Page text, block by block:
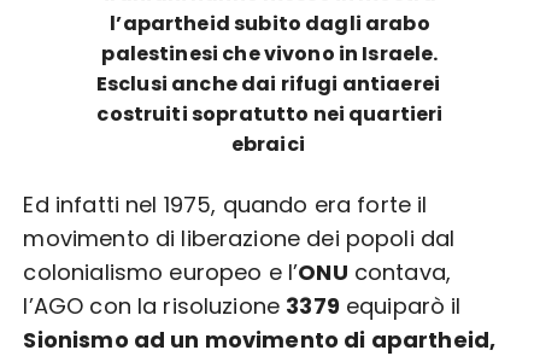
l’apartheid subito dagli arabo
palestinesi che vivono in Israele.
Esclusi anche dai rifugi antiaerei
costruiti sopratutto nei quartieri
ebraici
Ed infatti nel 1975, quando era forte il
movimento di liberazione dei popoli dal
colonialismo europeo e l’ONU contava,
l’AGO con la risoluzione 3379equiparò il
Sionismo ad un movimento di apartheid,